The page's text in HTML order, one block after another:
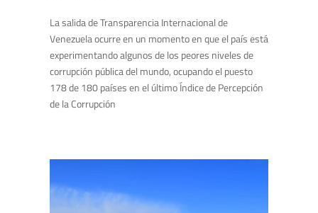
La salida de Transparencia Internacional de
Venezuela ocurre en un momento en que el país está
experimentando algunos de los peores niveles de
corrupción pública del mundo, ocupando el puesto
178 de 180 países en el último Índice de Percepción
de la Corrupción